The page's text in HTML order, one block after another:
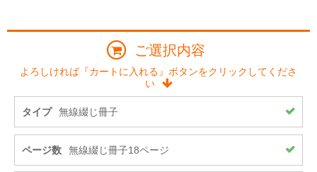
ご選択内容
よろしければ『カートに入れる』ボタンをクリックしてくださ
い
タイプ 無線綴じ冊子
ページ数 無線綴じ冊子18ページ